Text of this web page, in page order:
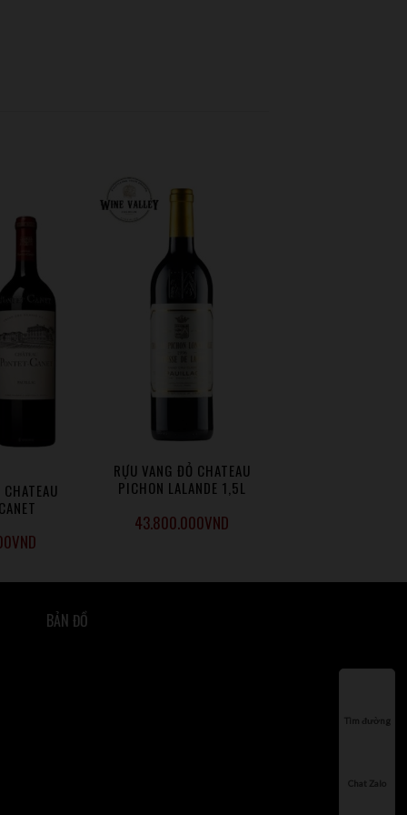
VND
RỰU VANG ĐỎ CHATEAU
PICHON LALANDE 1,5L
43.800.000VND
BẢN ĐỒ
Tìm đường
Chat Zalo